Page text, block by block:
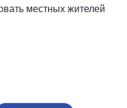
местных жителей